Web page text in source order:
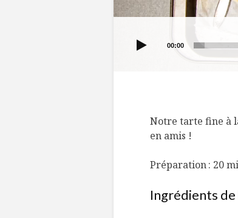
00:00
Notre tarte fine à
en amis !
Préparation : 20
Ingrédients